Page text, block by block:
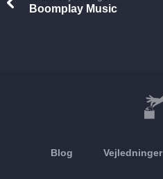
Boomplay Music
Blog Vejledninger